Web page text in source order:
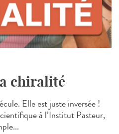
chiralité
Elle est juste inversée !
à l’Institut Pasteur,